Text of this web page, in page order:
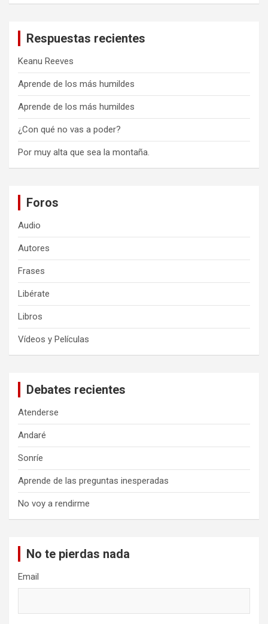
Respuestas recientes
Keanu Reeves
Aprende de los más humildes
Aprende de los más humildes
¿Con qué no vas a poder?
Por muy alta que sea la montaña.
Foros
Audio
Autores
Frases
Libérate
Libros
Vídeos y Películas
Debates recientes
Atenderse
Andaré
Sonríe
Aprende de las preguntas inesperadas
No voy a rendirme
No te pierdas nada
Email